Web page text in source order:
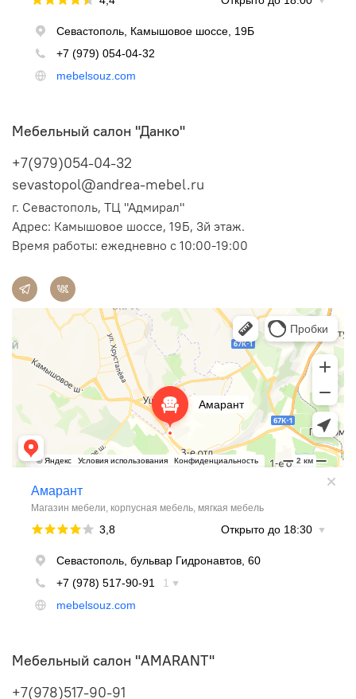
Мебельный салон "Данко"
+7(979)054-04-32
sevastopol@andrea-mebel.ru
г. Севастополь, ТЦ "Адмирал"
Адрес: Камышовое шоссе, 19Б, 3й этаж.
Время работы: ежедневно с 10:00-19:00
Мебельный салон "AMARANT"
+7(978)517-90-91